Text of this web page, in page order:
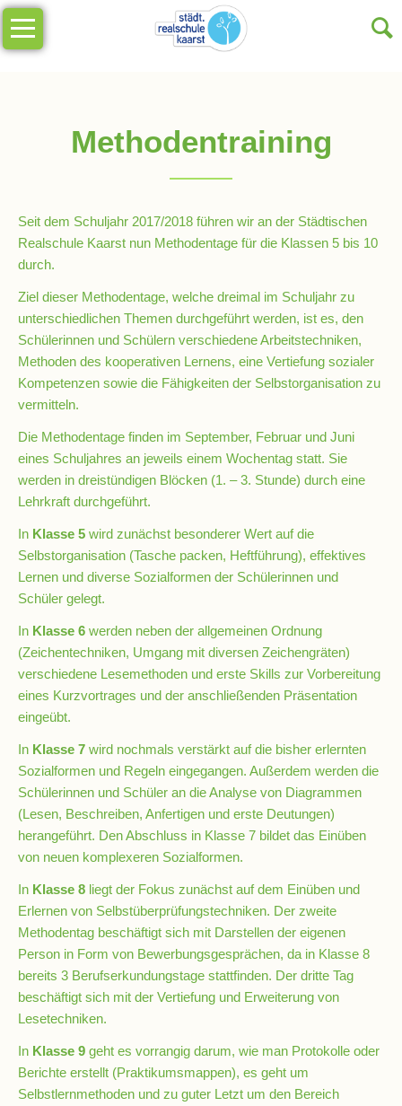
Navigation
überspringen
Unsere
Schule
Allgemeine
Impressionen
Schulleitung
Kollegium
Schulsozialarbeit
Hausmeister
Übermittagsbetreuung
Schülervertretung
(SV)
Schulpflegschaft
Förderverein
Schulchronik
Konzepte
Lehrer-
Raum-
Prinzip
Berufswahlvorbereitung
Hausaufgabenbetreuung
Methodentraining
Seit dem Schuljahr 2017/2018 führen wir an der Städtischen
Realschule Kaarst nun Methodentage für die Klassen 5 bis 10
durch.
Ziel dieser Methodentage, welche dreimal im Schuljahr zu
unterschiedlichen Themen durchgeführt werden, ist es, den
Schülerinnen und Schülern verschiedene Arbeitstechniken,
Methoden des kooperativen Lernens, eine Vertiefung sozialer
Kompetenzen sowie die Fähigkeiten der Selbstorganisation zu
vermitteln.
Die Methodentage finden im September, Februar und Juni
eines Schuljahres an jeweils einem Wochentag statt. Sie
werden in dreistündigen Blöcken (1. – 3. Stunde) durch eine
Lehrkraft durchgeführt.
In Klasse 5 wird zunächst besonderer Wert auf die
Selbstorganisation (Tasche packen, Heftführung), effektives
Lernen und diverse Sozialformen der Schülerinnen und
Schüler gelegt.
In Klasse 6 werden neben der allgemeinen Ordnung
(Zeichentechniken, Umgang mit diversen Zeichengräten)
verschiedene Lesemethoden und erste Skills zur Vorbereitung
eines Kurzvortrages und der anschließenden Präsentation
eingeübt.
In Klasse 7 wird nochmals verstärkt auf die bisher erlernten
Sozialformen und Regeln eingegangen. Außerdem werden die
Schülerinnen und Schüler an die Analyse von Diagrammen
(Lesen, Beschreiben, Anfertigen und erste Deutungen)
herangeführt. Den Abschluss in Klasse 7 bildet das Einüben
von neuen komplexeren Sozialformen.
In Klasse 8 liegt der Fokus zunächst auf dem Einüben und
Erlernen von Selbstüberprüfungstechniken. Der zweite
Methodentag beschäftigt sich mit Darstellen der eigenen
Person in Form von Bewerbungsgesprächen, da in Klasse 8
bereits 3 Berufserkundungstage stattfinden. Der dritte Tag
beschäftigt sich mit der Vertiefung und Erweiterung von
Lesetechniken.
In Klasse 9 geht es vorrangig darum, wie man Protokolle oder
Berichte erstellt (Praktikumsmappen), es geht um
Selbstlernmethoden und zu guter Letzt um den Bereich